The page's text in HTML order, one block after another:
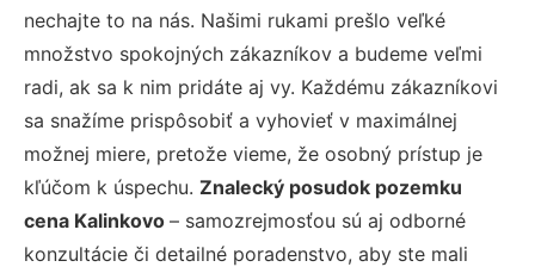
nechajte to na nás. Našimi rukami prešlo veľké
množstvo spokojných zákazníkov a budeme veľmi
radi, ak sa k nim pridáte aj vy. Každému zákazníkovi
sa snažíme prispôsobiť a vyhovieť v maximálnej
možnej miere, pretože vieme, že osobný prístup je
kľúčom k úspechu. Znalecký posudok pozemku
cena Kalinkovo – samozrejmosťou sú aj odborné
konzultácie či detailné poradenstvo, aby ste mali